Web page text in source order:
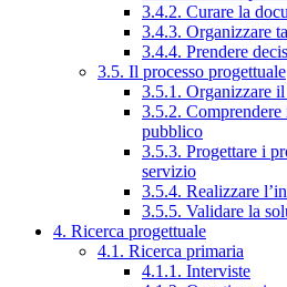
3.4.2. Curare la
3.4.3. Organizzare
3.4.4. Prendere
3.5. Il processo progettuale
3.5.1. Organizzare
3.5.2. Comprendere
pubblico
3.5.3. Progettare i
servizio
3.5.4. Realizzare
3.5.5. Validare la
4. Ricerca progettuale
4.1. Ricerca primaria
4.1.1. Interviste